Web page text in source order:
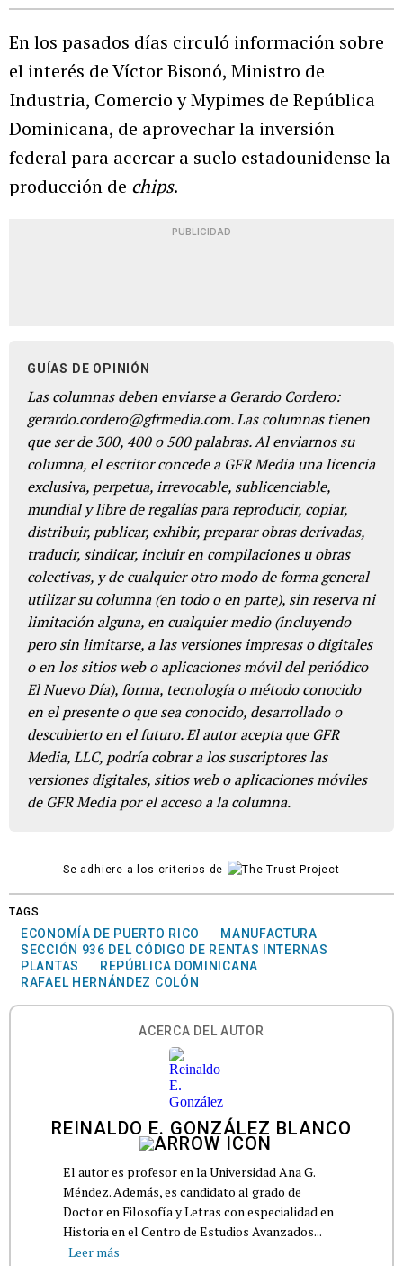
En los pasados días circuló información sobre
el interés de Víctor Bisonó, Ministro de
Industria, Comercio y Mypimes de República
Dominicana, de aprovechar la inversión
federal para acercar a suelo estadounidense la
producción de chips.
PUBLICIDAD
GUÍAS DE OPINIÓN
Las columnas deben enviarse a Gerardo Cordero:
gerardo.cordero@gfrmedia.com. Las columnas tienen
que ser de 300, 400 o 500 palabras. Al enviarnos su
columna, el escritor concede a GFR Media una licencia
exclusiva, perpetua, irrevocable, sublicenciable,
mundial y libre de regalías para reproducir, copiar,
distribuir, publicar, exhibir, preparar obras derivadas,
traducir, sindicar, incluir en compilaciones u obras
colectivas, y de cualquier otro modo de forma general
utilizar su columna (en todo o en parte), sin reserva ni
limitación alguna, en cualquier medio (incluyendo
pero sin limitarse, a las versiones impresas o digitales
o en los sitios web o aplicaciones móvil del periódico
El Nuevo Día), forma, tecnología o método conocido
en el presente o que sea conocido, desarrollado o
descubierto en el futuro. El autor acepta que GFR
Media, LLC, podría cobrar a los suscriptores las
versiones digitales, sitios web o aplicaciones móviles
de GFR Media por el acceso a la columna.
Se adhiere a los criterios de
TAGS
ECONOMÍA DE PUERTO RICO
MANUFACTURA
SECCIÓN 936 DEL CÓDIGO DE RENTAS INTERNAS
PLANTAS
REPÚBLICA DOMINICANA
RAFAEL HERNÁNDEZ COLÓN
ACERCA DEL AUTOR
REINALDO E. GONZÁLEZ BLANCO
El autor es profesor en la Universidad Ana G.
Méndez. Además, es candidato al grado de
Doctor en Filosofía y Letras con especialidad en
Historia en el Centro de Estudios Avanzados...
Leer más